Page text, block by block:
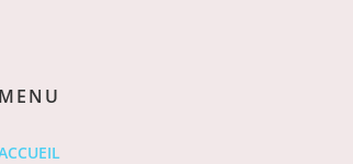
MENU